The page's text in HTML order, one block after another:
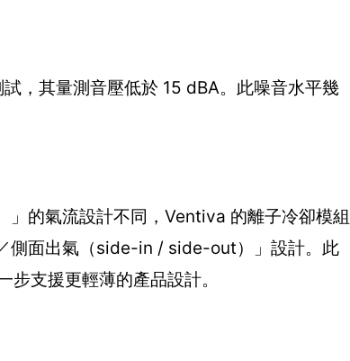
，其量測音壓低於 15 dBA。此噪音水平幾
的氣流設計不同，Ventiva 的離子冷卻模組
側面出氣（side-in / side-out）」設計。此
支援更輕薄的產品設計。